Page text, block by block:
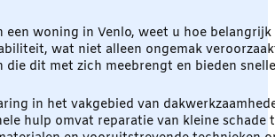
een woning in Venlo, weet u hoe
wat niet alleen ongemak
die dit met zich meebrengt en bieden
in het vakgebied van
hulp omvat reparatie van kleine